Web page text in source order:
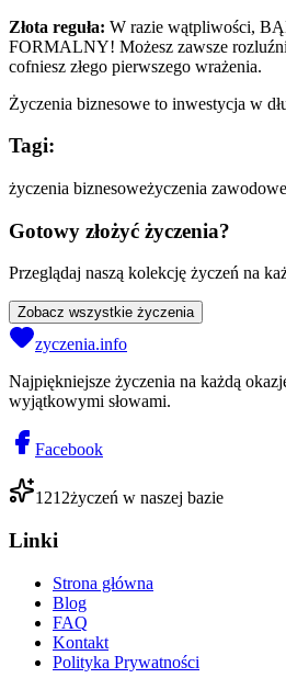
Złota reguła: W razie wątpliwości,
FORMALNY! Możesz zawsze
cofniesz złego pierwszego wrażenia.
Życzenia biznesowe to inwestycja w
Tagi:
życzenia biznesoweżyczenia zawodowe
Gotowy złożyć życzenia?
Przeglądaj naszą kolekcję życzeń na
Zobacz wszystkie życzenia
zyczenia.info
Najpiękniejsze życzenia na każdą
wyjątkowymi słowami.
Facebook
1212życzeń w naszej bazie
Linki
Strona główna
Blog
FAQ
Kontakt
Polityka Prywatności